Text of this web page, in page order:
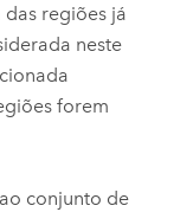
regiões já
neste
forem
conjunto de